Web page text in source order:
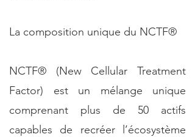
La composition unique du NCTF®
NCTF® (New Cellular Treatment
Factor) est un mélange unique
comprenant plus de 50 actifs
capables de recréer l’écosystème